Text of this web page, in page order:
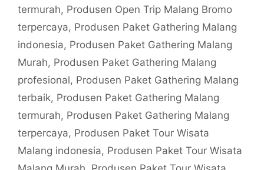
termurah, Produsen Open Trip Malang Bromo
terpercaya, Produsen Paket Gathering Malang
indonesia, Produsen Paket Gathering Malang
Murah, Produsen Paket Gathering Malang
profesional, Produsen Paket Gathering Malang
terbaik, Produsen Paket Gathering Malang
termurah, Produsen Paket Gathering Malang
terpercaya, Produsen Paket Tour Wisata
Malang indonesia, Produsen Paket Tour Wisata